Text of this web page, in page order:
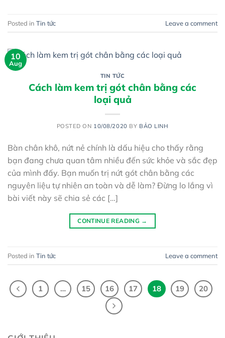
Posted in Tin tức Leave a comment
10
Aug
TIN TỨC
Cách làm kem trị gót chân bằng các
loại quả
POSTED ON 10/08/2020 BY BẢO LINH
Bàn chân khô, nứt nẻ chính là dấu hiệu cho thấy rằng
bạn đang chưa quan tâm nhiều đến sức khỏe và sắc đẹp
của mình đấy. Bạn muốn trị nứt gót chân bằng các
nguyên liệu tự nhiên an toàn và dễ làm? Đừng lo lắng vì
bài viết này sẽ chia sẻ các […]
CONTINUE READING →
Posted in Tin tức Leave a comment
1 … 15 16 17 18 19 20